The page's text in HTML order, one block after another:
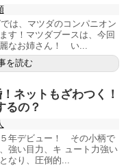
は、マツダのコンパニオン
す！マツダブースは、今回
なお姉さん！ い...
を読む
ネットもざわつく！
るの？
年デビュー！ その小柄で
強い目力、キ ュート力強い
なり、圧倒的...